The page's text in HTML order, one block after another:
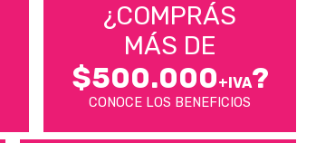
¿COMPRÁS
MÁS DE
$500.000+IVA?
CONOCE LOS BENEFICIOS